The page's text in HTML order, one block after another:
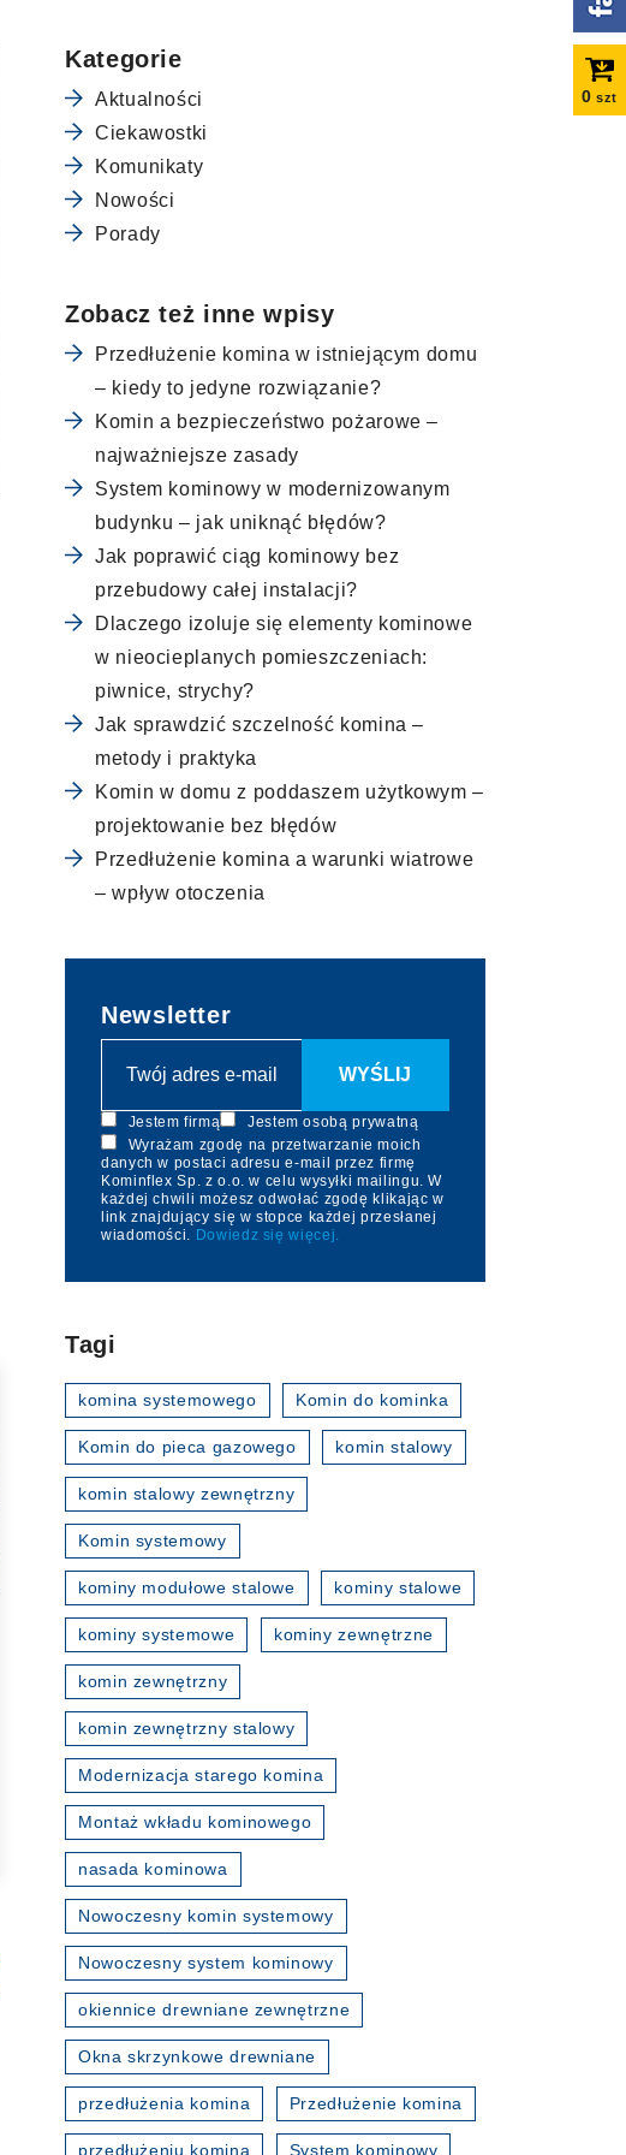
0 szt
Kategorie
Aktualności
Ciekawostki
Komunikaty
Nowości
Porady
Zobacz też inne wpisy
Przedłużenie komina w istniejącym domu
– kiedy to jedyne rozwiązanie?
Komin a bezpieczeństwo pożarowe –
najważniejsze zasady
System kominowy w modernizowanym
budynku – jak uniknąć błędów?
Jak poprawić ciąg kominowy bez
przebudowy całej instalacji?
Dlaczego izoluje się elementy kominowe
w nieocieplanych pomieszczeniach:
piwnice, strychy?
Jak sprawdzić szczelność komina –
metody i praktyka
Komin w domu z poddaszem użytkowym –
projektowanie bez błędów
Przedłużenie komina a warunki wiatrowe
– wpływ otoczenia
Newsletter
Jestem firmą
Jestem osobą prywatną
Wyrażam zgodę na przetwarzanie moich
danych w postaci adresu e-mail przez firmę
Kominflex Sp. z o.o. w celu wysyłki mailingu. W
każdej chwili możesz odwołać zgodę klikając w
link znajdujący się w stopce każdej przesłanej
wiadomości. Dowiedz się więcej.
Tagi
komina systemowego Komin do kominka
Komin do pieca gazowego komin stalowy
komin stalowy zewnętrzny
Komin systemowy
kominy modułowe stalowe kominy stalowe
kominy systemowe kominy zewnętrzne
komin zewnętrzny
komin zewnętrzny stalowy
Modernizacja starego komina
Montaż wkładu kominowego
nasada kominowa
Nowoczesny komin systemowy
Nowoczesny system kominowy
okiennice drewniane zewnętrzne
Okna skrzynkowe drewniane
przedłużenia komina Przedłużenie komina
przedłużeniu komina System kominowy